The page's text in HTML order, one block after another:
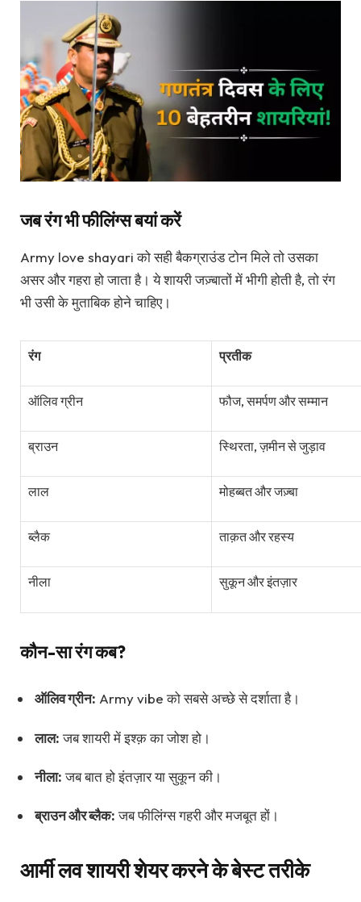
जब रंग भी फीलिंग्स बयां करें
Army love shayari को सही बैकग्राउंड टोन मिले तो उसका
असर और गहरा हो जाता है। ये शायरी जज़्बातों में भीगी होती है, तो रंग
भी उसी के मुताबिक होने चाहिए।
रंग प्रतीक
ऑलिव ग्रीन फौज, समर्पण और सम्मान
ब्राउन स्थिरता, ज़मीन से जुड़ाव
लाल मोहब्बत और जज़्बा
ब्लैक ताक़त और रहस्य
नीला सुकून और इंतज़ार
कौन-सा रंग कब?
ऑलिव ग्रीन: Army vibe को सबसे अच्छे से दर्शाता है।
लाल:जब शायरी में इश्क़ का जोश हो।
नीला:जब बात हो इंतज़ार या सुकून की।
ब्राउन और ब्लैक:जब फीलिंग्स गहरी और मजबूत हों।
आर्मी लव शायरी शेयर करने के बेस्ट तरीके